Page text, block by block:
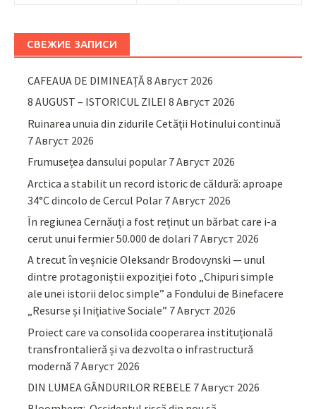
СВЕЖИЕ ЗАПИСИ
CAFEAUA DE DIMINEAȚĂ8 Август 2026
8 AUGUST – ISTORICUL ZILEI 8 Август 2026
Ruinarea unuia din zidurile Cetății Hotinului continuă
7 Август 2026
Frumusețea dansului popular 7 Август 2026
Arctica a stabilit un record istoric de căldură: aproape
34°C dincolo de Cercul Polar 7 Август 2026
În regiunea Cernăuți a fost reținut un bărbat care i-a
cerut unui fermier 50.000 de dolari 7 Август 2026
A trecut în veșnicie Oleksandr Brodovynski — unul
dintre protagoniștii expoziției foto „Chipuri simple
ale unei istorii deloc simple” a Fondului de Binefacere
„Resurse și Inițiative Sociale” 7 Август 2026
Proiect care va consolida cooperarea instituțională
transfrontalieră și va dezvolta o infrastructură
modernă 7 Август 2026
DIN LUMEA GÂNDURILOR REBELE 7 Август 2026